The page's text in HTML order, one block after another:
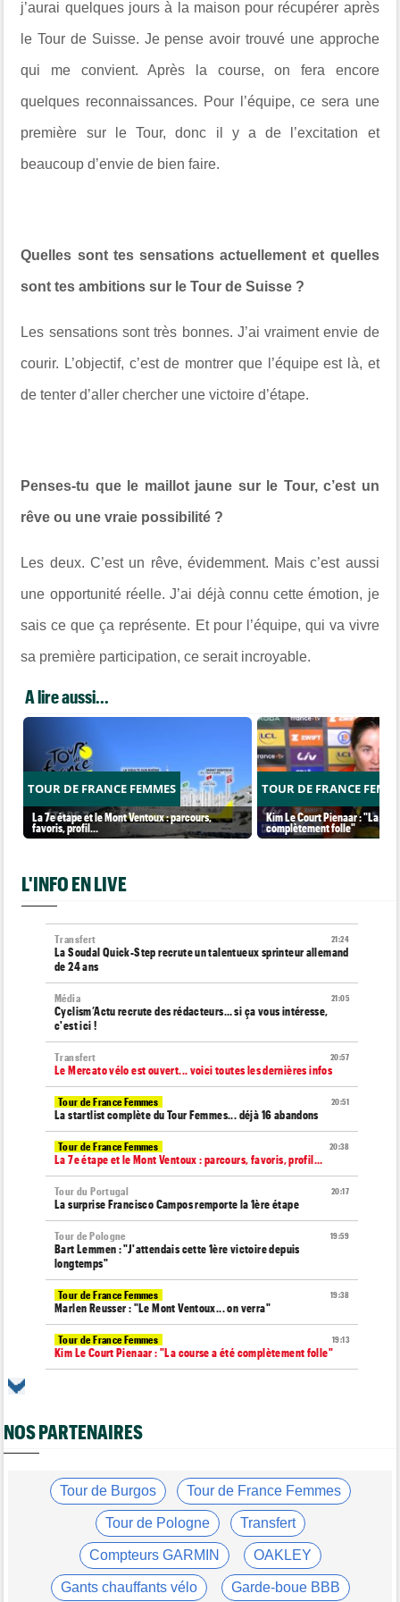
j’aurai quelques jours à la maison pour récupérer après
le Tour de Suisse. Je pense avoir trouvé une approche
qui me convient. Après la course, on fera encore
quelques reconnaissances. Pour l’équipe, ce sera une
première sur le Tour, donc il y a de l’excitation et
beaucoup d’envie de bien faire.
Quelles sont tes sensations actuellement et quelles
sont tes ambitions sur le Tour de Suisse ?
Les sensations sont très bonnes. J’ai vraiment envie de
courir. L’objectif, c’est de montrer que l’équipe est là, et
de tenter d’aller chercher une victoire d’étape.
Penses-tu que le maillot jaune sur le Tour, c’est un
rêve ou une vraie possibilité ?
Les deux. C’est un rêve, évidemment. Mais c’est aussi
une opportunité réelle. J’ai déjà connu cette émotion, je
sais ce que ça représente. Et pour l’équipe, qui va vivre
sa première participation, ce serait incroyable.
A lire aussi...
TOUR DE FRANCE FEMMES
La 7e étape et le Mont Ventoux : parcours,
favoris, profil…
TOUR DE FRANCE
Kim Le Court Pienaar : "La
complètement folle"
L'INFO EN LIVE
21:24
Transfert
La Soudal Quick-Step recrute un talentueux sprinteur allemand
de 24 ans
21:05
Média
Cyclism’Actu recrute des rédacteurs… si ça vous intéresse,
c'est ici !
20:57
Transfert
Le Mercato vélo est ouvert... voici toutes les dernières infos
20:51
Tour de France Femmes
La startlist complète du Tour Femmes... déjà 16 abandons
20:38
Tour de France Femmes
La 7e étape et le Mont Ventoux : parcours, favoris, profil…
20:17
Tour du Portugal
La surprise Francisco Campos remporte la 1ère étape
19:59
Tour de Pologne
Bart Lemmen : "J'attendais cette 1ère victoire depuis
longtemps"
19:38
Tour de France Femmes
Marlen Reusser : "Le Mont Ventoux... on verra"
19:13
Tour de France Femmes
Kim Le Court Pienaar : "La course a été complètement folle"
Tour de Burgos
18:19
Agenda
Tour Femmes, Pologne, Burgos… au programme de la fin de
Tour de France Femmes
Kim Le Court remporte la 6e étape ! Cédrine Kerbaol 2e
17:43
Tour de France Femmes
NOS PARTENAIRES
Tour de Burgos Tour de France Femmes
Tour de Pologne Transfert
Compteurs GARMIN OAKLEY
Gants chauffants vélo Garde-boue BBB